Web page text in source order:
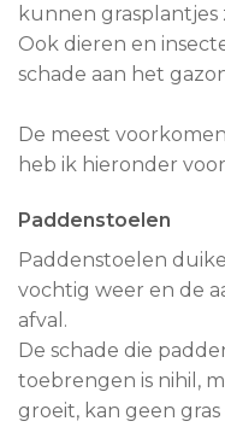
kunnen grasplantjes
Ook dieren en
schade aan het
De meest
heb ik hieronder
Paddenstoelen
Paddenstoelen
vochtig weer en de
afval.
De schade die
toebrengen is nihil,
groeit, kan geen